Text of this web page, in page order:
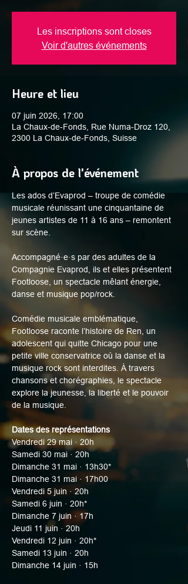
Les inscriptions sont closes
Voir d'autres événements
Heure et lieu
07 juin 2026, 17:00
La Chaux-de-Fonds, Rue Numa-Droz 120,
2300 La Chaux-de-Fonds, Suisse
À propos de l'événement
Les ados d’Evaprod – troupe de comédie
musicale réunissant une cinquantaine de
jeunes artistes de 11 à 16 ans – remontent
sur scène.
Accompagné·e·s par des adultes de la
Compagnie Evaprod, ils et elles présentent
Footloose, un spectacle mêlant énergie,
danse et musique pop/rock.
Comédie musicale emblématique,
Footloose raconte l’histoire de Ren, un
adolescent qui quitte Chicago pour une
petite ville conservatrice où la danse et la
musique rock sont interdites. À travers
chansons et chorégraphies, le spectacle
explore la jeunesse, la liberté et le pouvoir
de la musique.
Dates des représentations
Vendredi 29 mai · 20h
Samedi 30 mai · 20h
Dimanche 31 mai · 13h30*
Dimanche 31 mai · 17h00
Vendredi 5 juin · 20h
Samedi 6 juin · 20h*
Dimanche 7 juin · 17h
Jeudi 11 juin · 20h
Vendredi 12 juin · 20h*
Samedi 13 juin · 20h
Dimanche 14 juin · 15h